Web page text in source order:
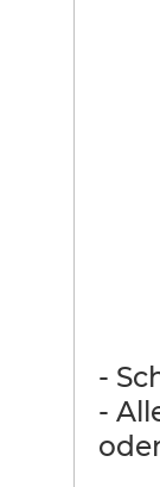
-
-